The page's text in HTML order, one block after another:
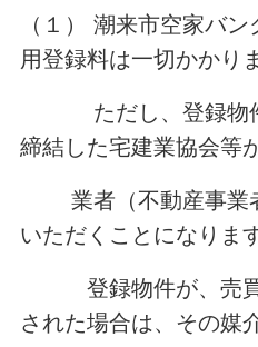
（１） 潮来市空家バ
用登録料は一切かかり
ただし、登録物件
締結した宅建業協会等
業者（不動産事業
いただくことになります
登録物件が、売買
された場合は、その媒